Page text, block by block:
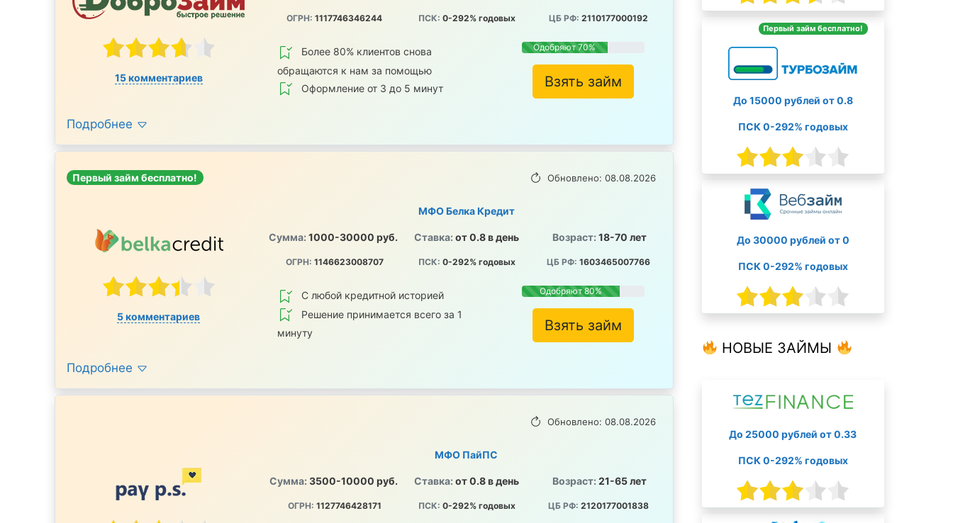
15 комментариев
ОГРН: 1117746346244 ПСК: 0-292% годовых ЦБ РФ: 2110177000192
Более 80% клиентов снова
обращаются к нам за помощью
Оформление от 3 до 5 минут
Одобряют 70%
Взять займ
Подробнее
Первый займ бесплатно! Обновлено: 08.08.2026
5 комментариев
МФО Белка Кредит
Сумма: 1000-30000 руб. Ставка: от 0.8 в день Возраст: 18-70 лет
ОГРН: 1146623008707 ПСК: 0-292% годовых ЦБ РФ: 1603465007766
С любой кредитной историей
Решение принимается всего за 1
минуту
Одобряют 80%
Взять займ
Подробнее
Обновлено: 08.08.2026
МФО ПайПС
Сумма: 3500-10000 руб. Ставка: от 0.8 в день Возраст: 21-65 лет
ОГРН: 1127746428171 ПСК: 0-292% годовых ЦБ РФ: 2120177001838
Первый займ бесплатно!
До 15000 рублей от 0.8
ПСК 0-292% годовых
До 30000 рублей от 0
ПСК 0-292% годовых
НОВЫЕ ЗАЙМЫ
До 25000 рублей от 0.33
ПСК 0-292% годовых